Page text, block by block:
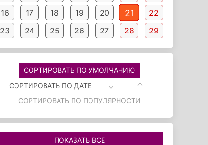
16
17 18 19 20 21
22
23
24 25 26 27 28 29
СОРТИРОВАТЬ ПО УМОЛЧАНИЮ
СОРТИРОВАТЬ ПО ДАТЕ
СОРТИРОВАТЬ ПО ПОПУЛЯРНОСТИ
ПОКАЗАТЬ ВСЕ